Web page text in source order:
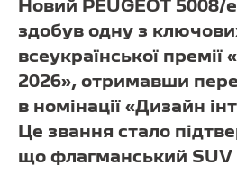
Новий PEUGEOT 5008/
здобув одну з
всеукраїнської премії
2026», отримавши
в номінації «Дизайн
Це звання стало
що флагманський SUV